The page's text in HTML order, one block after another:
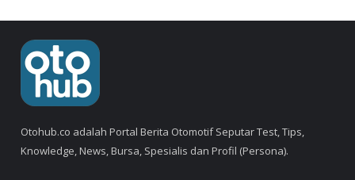
Otohub.co adalah Portal Berita Otomotif Seputar Test, Tips,
Knowledge, News, Bursa, Spesialis dan Profil (Persona).